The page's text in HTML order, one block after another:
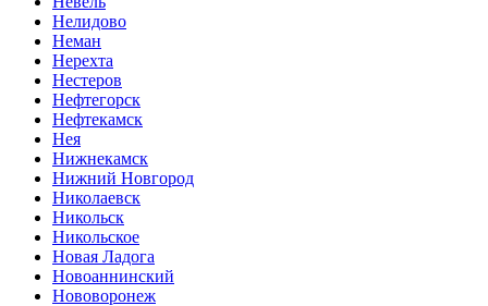
Нелидово
Неман
Нерехта
Нестеров
Нефтегорск
Нефтекамск
Нея
Нижнекамск
Нижний Новгород
Николаевск
Никольск
Никольское
Новая Ладога
Новоаннинский
Нововоронеж